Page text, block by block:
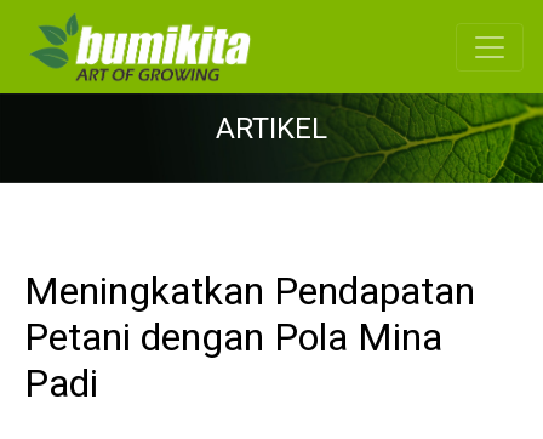
ARTIKEL
Meningkatkan Pendapatan
Petani dengan Pola Mina
Padi